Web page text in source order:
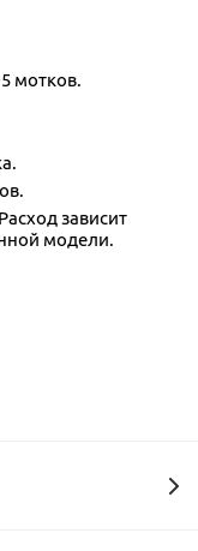
мотков.
зависит
модели.